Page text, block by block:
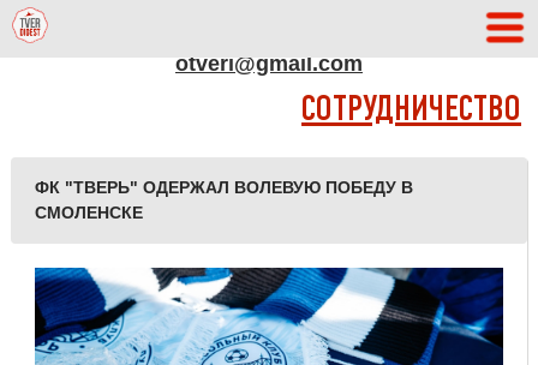
otveri@gmail.com
СОТРУДНИЧЕСТВО
ФК "ТВЕРЬ" ОДЕРЖАЛ ВОЛЕВУЮ ПОБЕДУ В
СМОЛЕНСКЕ